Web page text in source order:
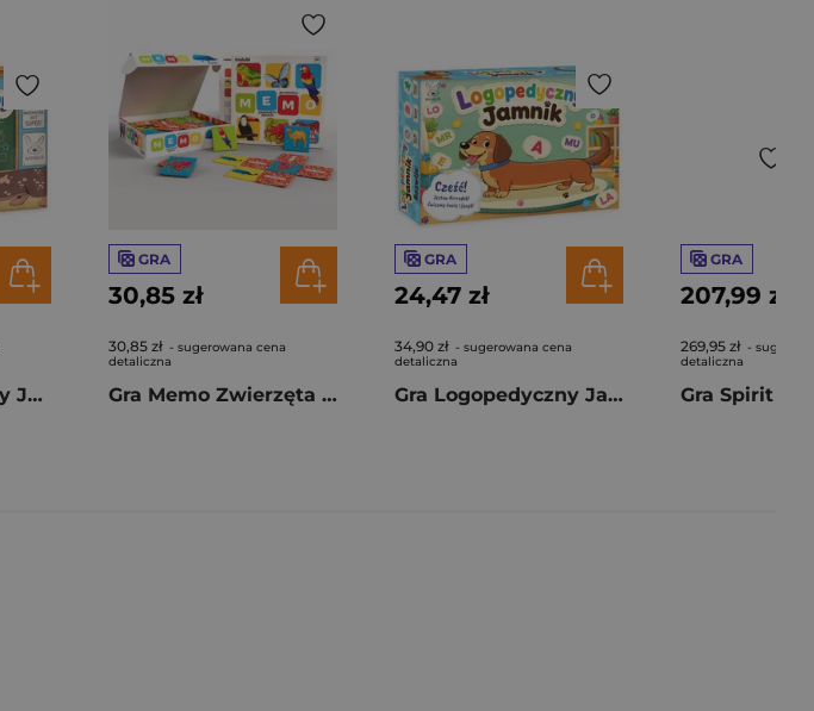
Gra Matematyczny Jamnik
GRA
30,85 zł
30,85 zł - sugerowana cena
detaliczna
Gra Memo Zwierzęta Świata
GRA
24,47 zł
34,90 zł - sugerowana cena
detaliczna
Gra Logopedyczny Jamnik
GRA
207,99 zł
269,95 zł -
detaliczna